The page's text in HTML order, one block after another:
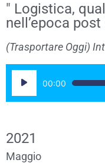
" Logistica,
nell’epoca post
(Trasportare Oggi)
Player
00:00
2021
Maggio